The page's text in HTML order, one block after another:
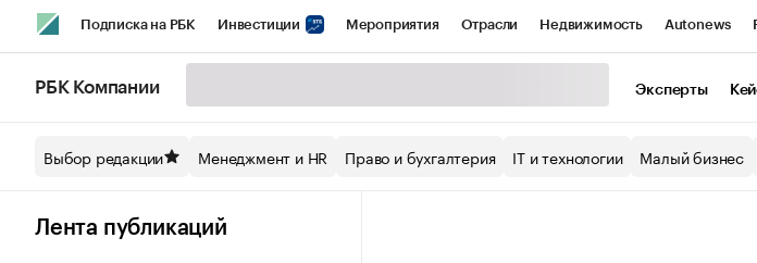
Подписка на РБК Инвестиции Мероприятия Отрасли Недвижимость Autonews
Спецпроекты СПб Конференции СПб Спецпроекты
Технологии и медиа
РБК Компании Эксперты
Выбор редакции Менеджмент и HR Право и бухгалтерия IT и технологии Малый бизнес
Лента публикаций